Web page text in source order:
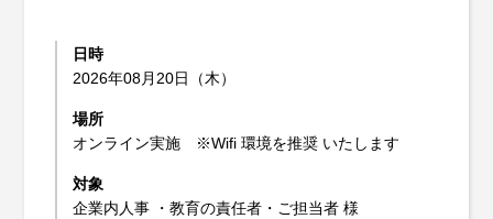
日時
2026年08月20日（木）
場所
オンライン実施 ※Wifi 環境を推奨 いたします
対象
企業内人事 ・教育の責任者・ご担当者 様